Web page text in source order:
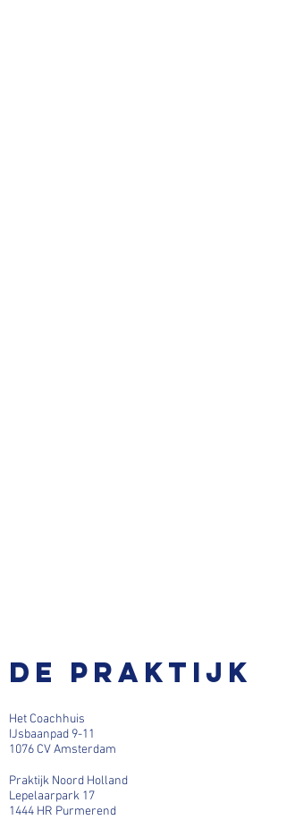
De praktijk
Het Coachhuis
IJsbaanpad 9-11
1076 CV Amsterdam
Praktijk Noord Holland
Lepelaarpark 17
1444 HR Purmerend